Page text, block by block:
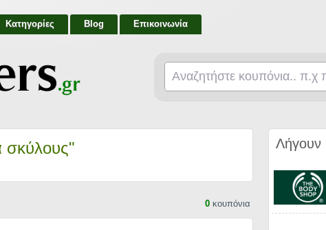
Κατηγορίες Blog Επικοινωνία
σκύλους"
0 κουπόνια
Λήγουν